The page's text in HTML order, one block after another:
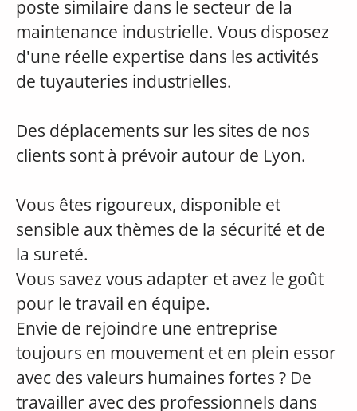
poste similaire dans le secteur de la
maintenance industrielle. Vous disposez
d'une réelle expertise dans les activités
de tuyauteries industrielles.
Des déplacements sur les sites de nos
clients sont à prévoir autour de Lyon.
Vous êtes rigoureux, disponible et
sensible aux thèmes de la sécurité et de
la sureté.
Vous savez vous adapter et avez le goût
pour le travail en équipe.
Envie de rejoindre une entreprise
toujours en mouvement et en plein essor
avec des valeurs humaines fortes ? De
travailler avec des professionnels dans